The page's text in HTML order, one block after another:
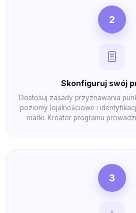
2
Skonfiguruj swój
Dostosuj zasady przyznawania
poziomy lojalnościowe i
marki. Kreator programu
3